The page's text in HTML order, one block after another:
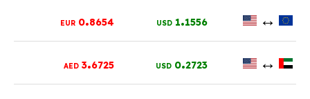
↔
1.1556
USD
0.8654
EUR
↔
0.2723
USD
3.6725
AED